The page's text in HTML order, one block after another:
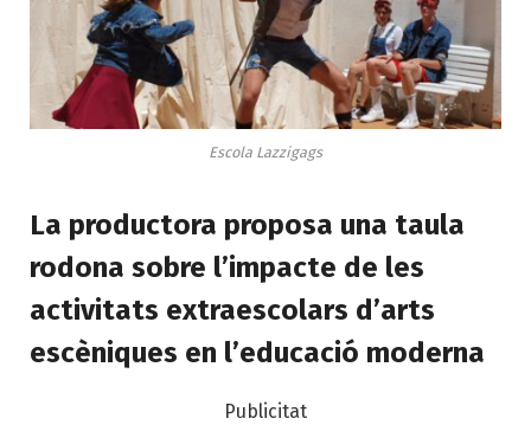
Escola Lazzigags
La productora proposa una taula
rodona sobre l’impacte de les
activitats extraescolars d’arts
escèniques en l’educació moderna
Publicitat